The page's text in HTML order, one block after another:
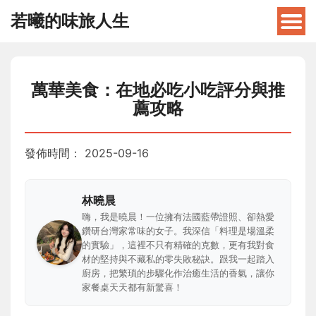
若曦的味旅人生
萬華美食：在地必吃小吃評分與推
薦攻略
發佈時間： 2025-09-16
林曉晨
嗨，我是曉晨！一位擁有法國藍帶證照、卻熱愛
鑽研台灣家常味的女子。我深信「料理是場溫柔
的實驗」，這裡不只有精確的克數，更有我對食
材的堅持與不藏私的零失敗秘訣。跟我一起踏入
廚房，把繁瑣的步驟化作治癒生活的香氣，讓你
家餐桌天天都有新驚喜！